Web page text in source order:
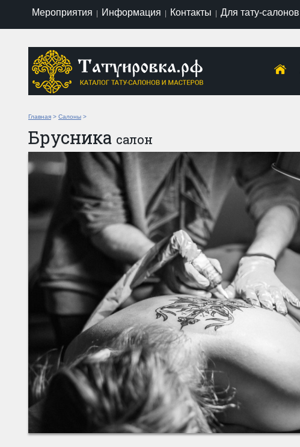
Мероприятия Информация Контакты Для тату-салонов
Главная > Салоны >
Брусника салон